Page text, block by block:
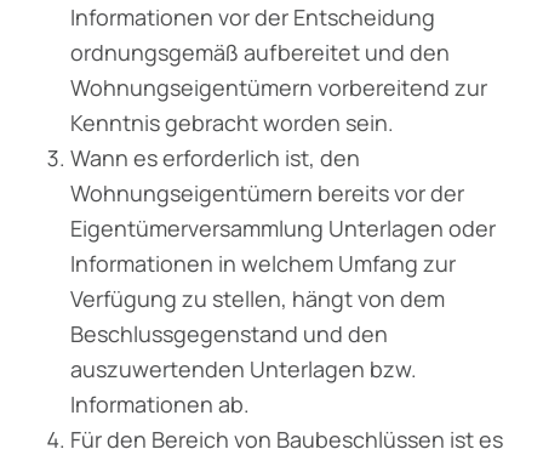
Informationen vor der Entscheidung
ordnungsgemäß aufbereitet und den
Wohnungseigentümern vorbereitend zur
Kenntnis gebracht worden sein.
Wann es erforderlich ist, den
Wohnungseigentümern bereits vor der
Eigentümerversammlung Unterlagen oder
Informationen in welchem Umfang zur
Verfügung zu stellen, hängt von dem
Beschlussgegenstand und den
auszuwertenden Unterlagen bzw.
Informationen ab.
Für den Bereich von Baubeschlüssen ist es